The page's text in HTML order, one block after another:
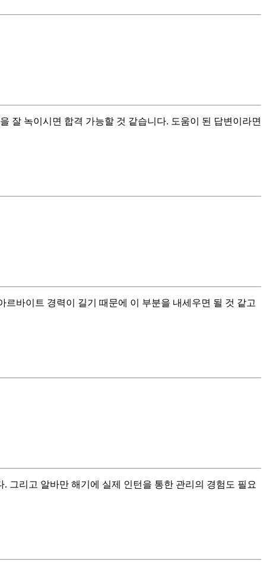
잘 녹이시면 합격 가능할 것 같습니다. 도움이 된 답변이라면
바이트 경력이 길기 때문에 이 부분을 내세우면 될 것 같고
그리고 알바만 해기에 실제 인턴을 통한 관리의 경험도 필요